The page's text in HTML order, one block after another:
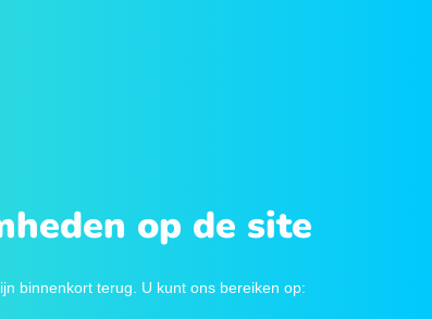
op de site
binnenkort terug. U kunt ons bereiken op: